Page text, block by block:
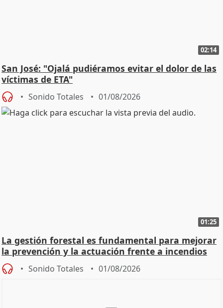
02:14
San José: "Ojalá pudiéramos evitar el dolor de las
víctimas de ETA"
Sonido Totales 01/08/2026
01:25
La gestión forestal es fundamental para mejorar
la prevención y la actuación frente a incendios
Sonido Totales 01/08/2026